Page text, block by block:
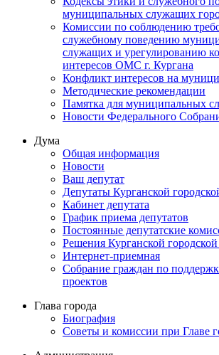
муниципальных служащих
Комиссии по соблюдению
служебному поведению
служащих и урегулированию
интересов ОМС г. Кургана
Конфликт интересов на
Методические рекомендации
Памятка для муниципальных
Новости Федерального
Дума
Общая информация
Новости
Ваш депутат
Депутаты Курганской
Кабинет депутата
График приема депутатов
Постоянные депутатские
Решения Курганской
Интернет-приемная
Собрание граждан по
проектов
Глава города
Биография
Советы и комиссии при Главе